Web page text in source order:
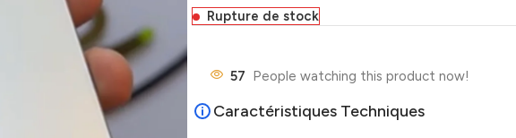
Rupture de stock
57 People watching this product now!
Caractéristiques Techniques